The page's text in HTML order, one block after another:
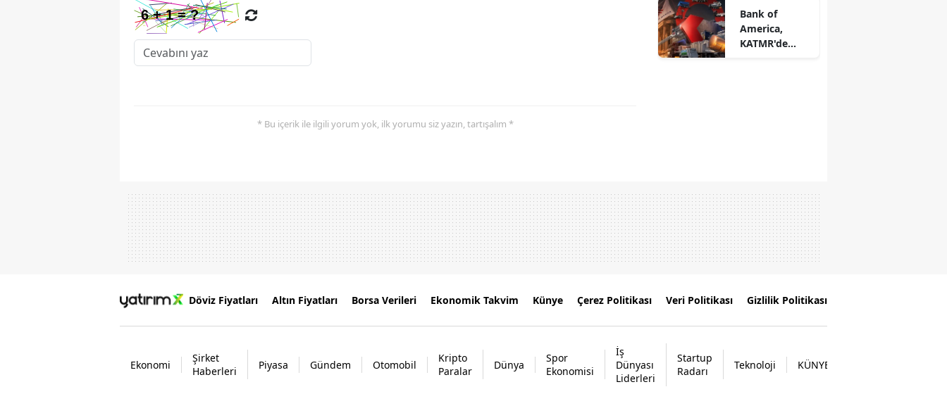
* Bu içerik ile ilgili yorum yok, ilk yorumu siz yazın, tartışalım *
kalkıyor
Bank of
America,
KATMR'de
Döviz Fiyatları Altın Fiyatları Borsa Verileri Ekonomik Takvim Künye Çerez Politikası Veri Politikası Gizlilik Politikası
Ekonomi
Şirket
Haberleri
Piyasa Gündem Otomobil
Kripto
Paralar
Dünya
Spor
Ekonomisi
İş
Dünyası
Liderleri
Startup
Radarı
Teknoloji KÜNYE